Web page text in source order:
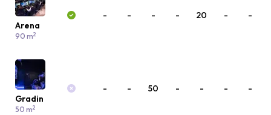
Arena
90 m2
- - - - 20 - -
Gradin
50 m2
- - 50 - - - -